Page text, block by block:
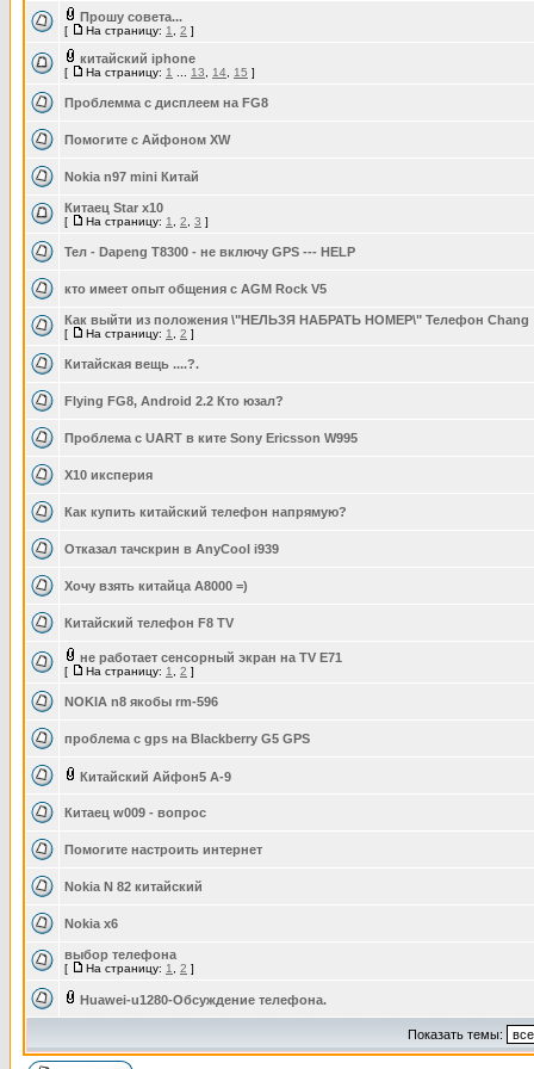
Прошу совета...
[ На страницу: 1 2 ]
китайский iphone
[ На страницу: 1 13 14 15 ]
Проблемма с дисплеем на FG8
Помогите с Айфоном XW
Nokia n97 mini Китай
Китаец Star x10
[ На страницу: 1 2 3 ]
Тел - Dapeng T8300 - не включу GPS --- HELP
кто имеет опыт общения с AGM Rock V5
Как выйти из положения \"НЕЛЬЗЯ НАБРАТЬ НОМЕР\" Телефон Chang
[ На страницу: 1 2 ]
Китайская вещь ....?.
Flying FG8, Android 2.2 Кто юзал?
Проблема с UART в ките Sony Ericsson W995
Х10 иксперия
Как купить китайский телефон напрямую?
Отказал тачскрин в AnyCool i939
Хочу взять китайца А8000 =)
Китайский телефон F8 TV
не работает сенсорный экран на ТV Е71
[ На страницу: 1 2 ]
NOKIA n8 якобы rm-596
проблема с gps на Blackberry G5 GPS
Китайский Айфон5 А-9
Китаец w009 - вопрос
Помогите настроить интернет
Nokia N 82 китайский
Nokia x6
выбор телефона
[ На страницу: 1 2 ]
Huawei-u1280-Обсуждение телефона.
Показать темы: